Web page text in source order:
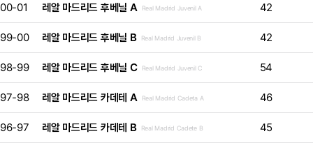
00-01 레알 마드리드 후베닐 A Real Madrid Juvenil A 42
99-00 레알 마드리드 후베닐 B Real Madrid Juvenil B 42
98-99 레알 마드리드 후베닐 C Real Madrid Juvenil C 54
97-98 레알 마드리드 카데테 A Real Madrid Cadeta A 46
96-97 레알 마드리드 카데테 B Real Madrid Cadete B 45